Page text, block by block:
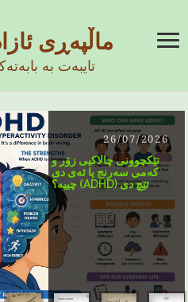
ماڵپەڕی
تایبەت بە
تێکچوونی چالاکیی زۆر و
کەمی سەرنج یا ئەی دی
ئێچ دی (ADHD) چییە؟
26/07/2026